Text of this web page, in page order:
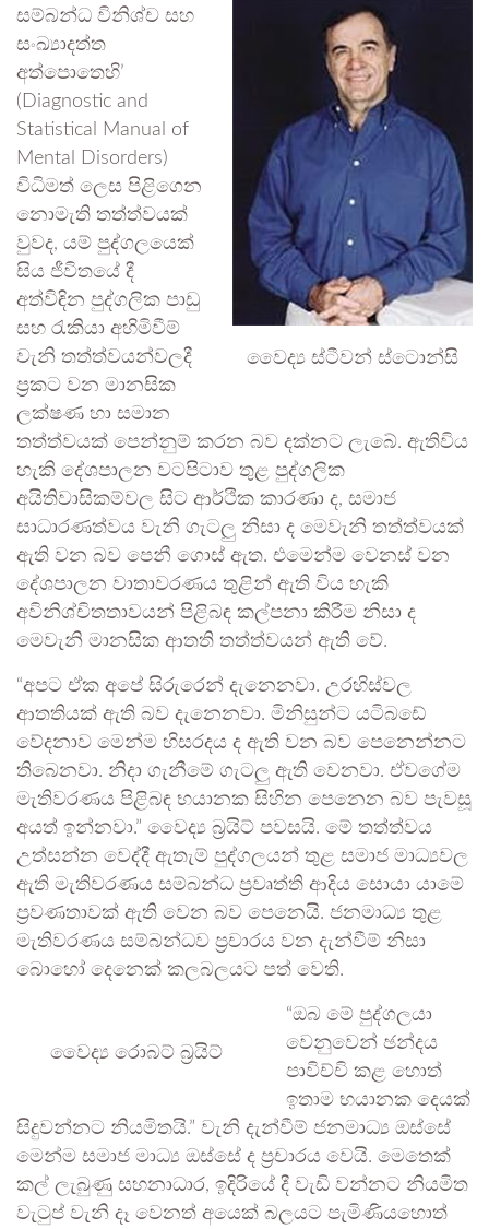
වෛද්‍ය ස්ටීවන් ස්ටොන්සි
සම්බන්ධ විනිශ්ච සහ
සංඛ්‍යාදත්ත
අත්පොතෙහි’
(Diagnostic and
Statistical Manual of
Mental Disorders)
විධිමත් ලෙස පිළිගෙන
නොමැති තත්ත්වයක්
වුවද, යම් පුද්ගලයෙක්
සිය ජීවිතයේ දී
අත්විඳින පුද්ගලික පාඩු
සහ රැකියා අහිමිවීම්
වැනි තත්ත්වයන්වලදී
ප්‍රකට වන මානසික
ලක්ෂණ හා සමාන
තත්ත්වයක් පෙන්නුම් කරන බව දක්නට ලැබේ. ඇතිවිය
හැකි දේශපාලන වටපිටාව තුළ පුද්ගලික
අයිතිවාසිකම්වල සිට ආර්ථික කාරණා ද, සමාජ
සාධාරණත්වය වැනි ගැටලු නිසා ද මෙවැනි තත්ත්වයක්
ඇති වන බව පෙනී ගොස් ඇත. එමෙන්ම වෙනස් වන
දේශපාලන වාතාවරණය තුළින් ඇති විය හැකි
අවිනිශ්චිතතාවයන් පිළිබඳ කල්පනා කිරීම නිසා ද
මෙවැනි මානසික ආතති තත්ත්වයන් ඇති වේ.
“අපට ඒක අපේ සිරුරෙන් දැනෙනවා. උරහිස්වල
ආතතියක් ඇති බව දැනෙනවා. මිනිසුන්ට යටිබඩේ
වේදනාව මෙන්ම හිසරදය ද ඇති වන බව පෙනෙන්නට
තිබෙනවා. නිදා ගැනීමේ ගැටලු ඇති වෙනවා. ඒවගේම
මැතිවරණය පිළිබඳ භයානක සිහින පෙනෙන බව පැවසූ
අයත් ඉන්නවා.” වෛද්‍ය බ්‍රයිට් පවසයි. මේ තත්ත්වය
උත්සන්න වෙද්දී ඇතැම් පුද්ගලයන් තුළ සමාජ මාධ්‍යවල
ඇති මැතිවරණය සම්බන්ධ ප්‍රවෘත්ති ආදිය සොයා යාමේ
ප්‍රවණතාවක් ඇති වෙන බව පෙනෙයි. ජනමාධ්‍ය තුළ
මැතිවරණය සම්බන්ධව ප්‍රචාරය වන දැන්වීම් නිසා
බොහෝ දෙනෙක් කලබලයට පත් වෙති.
වෛද්‍ය රොබට් බ්‍රයිට්
“ඔබ මේ පුද්ගලයා
වෙනුවෙන් ඡන්දය
පාවිච්චි කළ හොත්
ඉතාම භයානක දෙයක්
සිදුවන්නට නියමිතයි.” වැනි දැන්වීම් ජනමාධ්‍ය ඔස්සේ
මෙන්ම සමාජ මාධ්‍ය ඔස්සේ ද ප්‍රචාරය වෙයි. මෙතෙක්
කල් ලැබුණු සහනාධාර, ඉදිරියේ දී වැඩි වන්නට නියමිත
වැටුප් වැනි දෑ වෙනත් අයෙක් බලයට පැමිණියහොත්